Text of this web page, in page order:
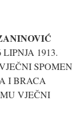
LIPNJA 1913.
SPOMEN
I BRACA
VJEČNI